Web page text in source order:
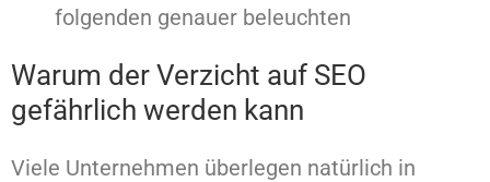
folgenden genauer beleuchten
Warum der Verzicht auf SEO
gefährlich werden kann
Viele Unternehmen überlegen natürlich in